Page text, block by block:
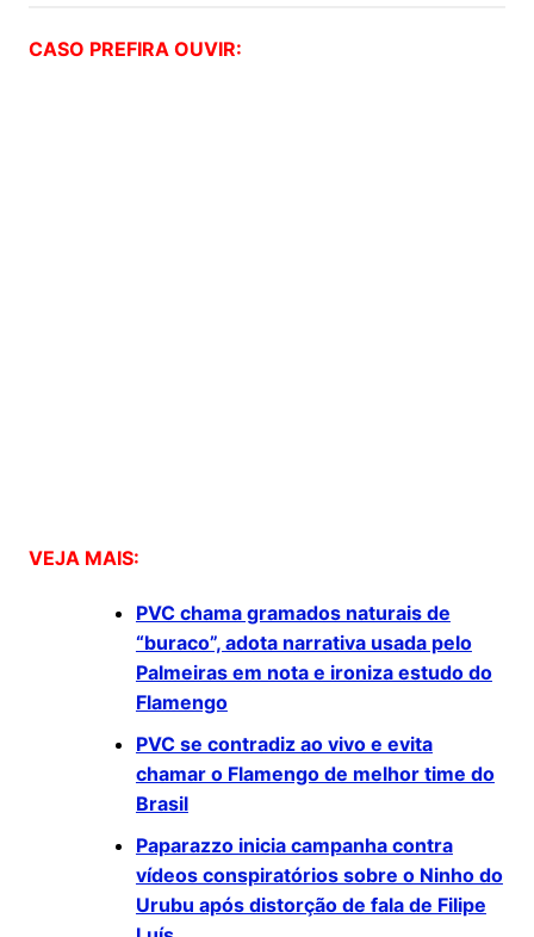
CASO PREFIRA OUVIR:
VEJA MAIS:
PVC chama gramados naturais de
“buraco”, adota narrativa usada pelo
Palmeiras em nota e ironiza estudo do
Flamengo
PVC se contradiz ao vivo e evita
chamar o Flamengo de melhor time do
Brasil
Paparazzo inicia campanha contra
vídeos conspiratórios sobre o Ninho do
Urubu após distorção de fala de Filipe